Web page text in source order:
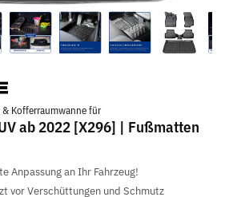
& Kofferraumwanne für
ab 2022 [X296] | Fußmatten
Anpassung an Ihr Fahrzeug!
vor Verschüttungen und Schmutz